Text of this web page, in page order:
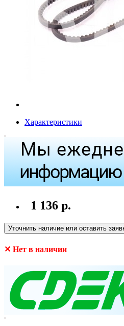
Характеристики
1 136 р.
Уточнить наличие или оставить
✕ Нет в наличии